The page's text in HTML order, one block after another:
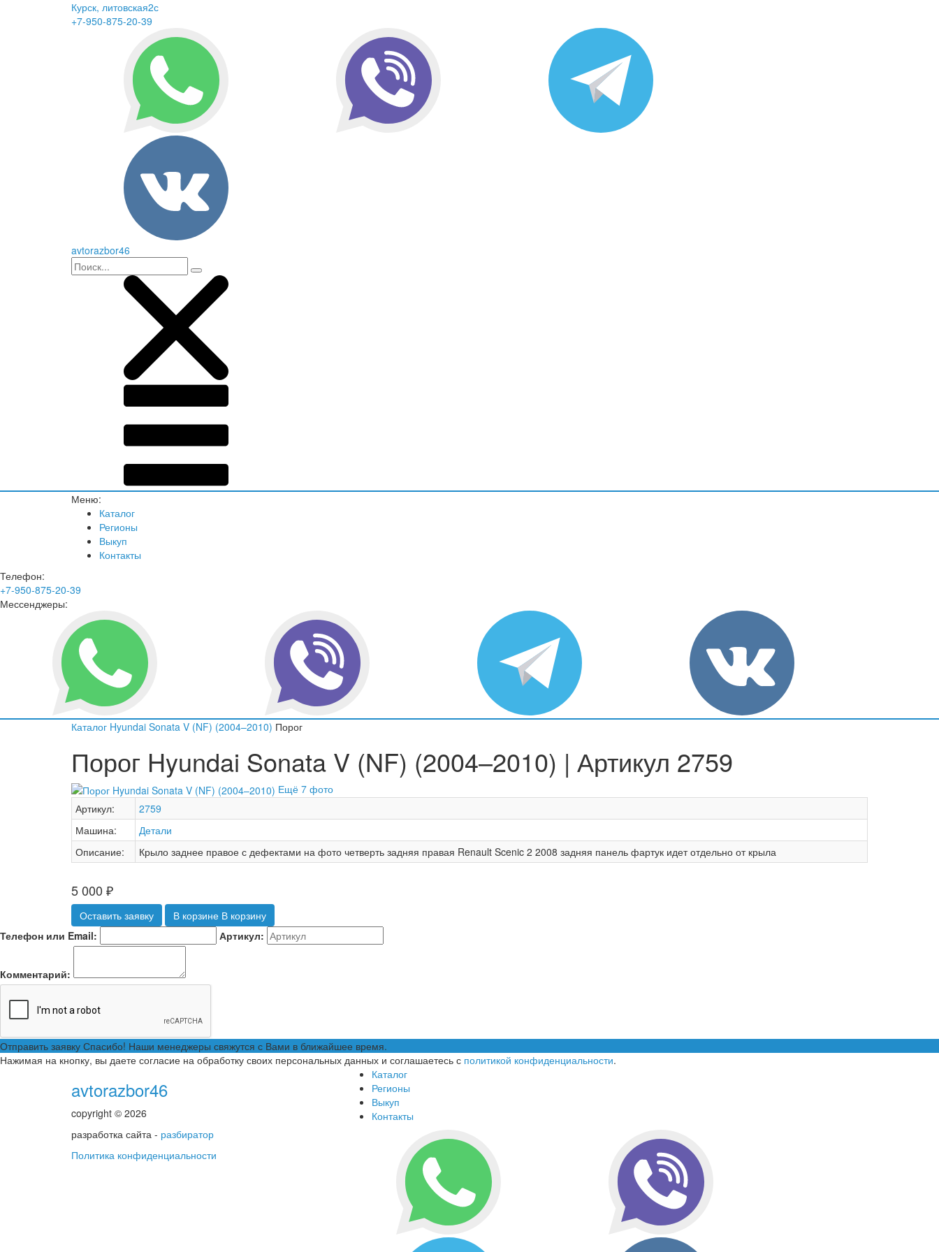
Курск, литовская2с
+7-950-875-20-39
avtorazbor46
Меню:
Каталог
Регионы
Выкуп
Контакты
Телефон:
+7-950-875-20-39
Мессенджеры:
Каталог Hyundai Sonata V (NF) (2004–2010) Порог
Порог Hyundai Sonata V (NF) (2004–2010) | Артикул 2759
Ещё 7 фото
Артикул:
2759
Машина:
Детали
Описание:
Крыло заднее правое с дефектами на фото четверть задняя правая Renault Scenic 2 2008 задняя панель фартук идет отдельно от крыла
5 000 ₽
Оставить заявку В корзине В корзину
Телефон или Email:
Артикул:
Комментарий:
Отправить заявку Спасибо! Наши менеджеры свяжутся с Вами в ближайшее время.
Нажимая на кнопку, вы даете согласие на обработку своих персональных данных и соглашаетесь с политикой конфиденциальности.
avtorazbor46
copyright © 2026
разработка сайта - разбиратор
Политика конфиденциальности
Каталог
Регионы
Выкуп
Контакты